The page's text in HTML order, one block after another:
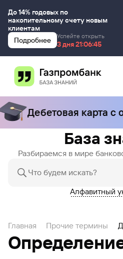
До 14% годовых по
накопительному счету новым
клиентам
Успейте открыть
3 дня 00:00:00
3 дня 21:06:45
Подробнее
Дебетовая карта с
База
Разбираемся в мире
Алфавитный
Главная Прочие термины